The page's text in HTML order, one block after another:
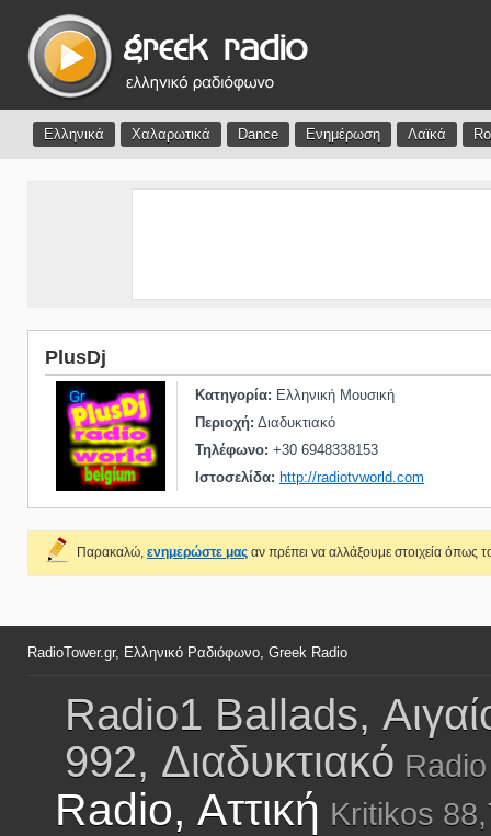
Ελληνικά Χαλαρωτικά Dance Ενημέρωση Λαϊκά
PlusDj
Κατηγορία: Ελληνική Μουσική
Περιοχή: Διαδυκτιακό
Τηλέφωνο: +30 6948338153
Ιστοσελίδα: http://radiotvworld.com
Παρακαλώ, ενημερώστε μας αν πρέπει να αλλάξουμε στοιχεία όπως
RadioTower.gr, Ελληνικό Ραδιόφωνο, Greek Radio
Radio1 Ballads,
992, Διαδυκτιακό
Radio, Αττική Kritikos